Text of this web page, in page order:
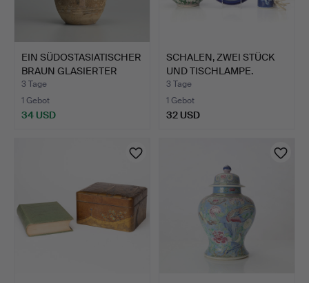
EIN SÜDOSTASIATISCHER
BRAUN GLASIERTER
VOR…
3 Tage
1 Gebot
34 USD
SCHALEN, ZWEI STÜCK
UND TISCHLAMPE.
Porzel…
3 Tage
1 Gebot
32 USD